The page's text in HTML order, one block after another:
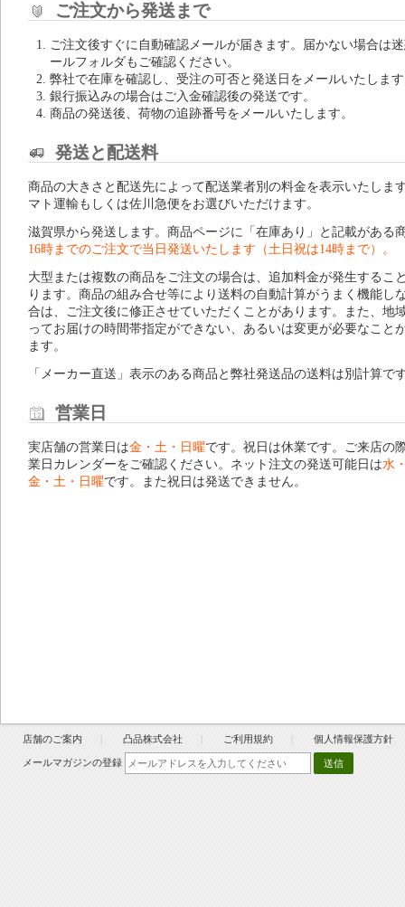
ご注文から発送まで
ご注文後すぐに自動確認メールが届きます。届かない場合は
ールフォルダもご確認ください。
弊社で在庫を確認し、受注の可否と発送日をメールいたしま
銀行振込みの場合はご入金確認後の発送です。
商品の発送後、荷物の追跡番号をメールいたします。
発送と配送料
商品の大きさと配送先によって配送業者別の料金を表示いたしま
マト運輸もしくは佐川急便をお選びいただけます。
滋賀県から発送します。商品ページに「在庫あり」と記載がある
16時までのご注文で当日発送いたします（土日祝は14時まで）。
大型または複数の商品をご注文の場合は、追加料金が発生するこ
ります。商品の組み合せ等により送料の自動計算がうまく機能し
合は、ご注文後に修正させていただくことがあります。また、地
ってお届けの時間帯指定ができない、あるいは変更が必要なこと
ます。
「メーカー直送」表示のある商品と弊社発送品の送料は別計算で
営業日
実店舗の営業日は金・土・日曜です。祝日は休業です。ご来店の
業日カレンダーをご確認ください。ネット注文の発送可能日は水
金・土・日曜です。また祝日は発送できません。
店舗のご案内 凸品株式会社 ご利用規約 個人情報保護方針
メールマガジンの登録 送信